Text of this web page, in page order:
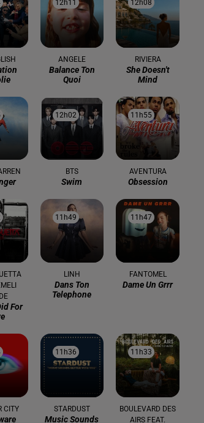
12h11
12h11
ANGELE
Balance Ton
Quoi
12h08
12h08
RIVIERA
She Doesn't
Mind
12h02
12h02
BTS
Swim
11h55
11h55
AVENTURA
Obsession
For
11h49
11h49
LINH
Dans Ton
Telephone
11h47
11h47
FANTOMEL
Dame Un Grrr
CITY
11h36
11h36
STARDUST
Music Sounds
11h33
11h33
BOULEVARD DES
AIRS FEAT.